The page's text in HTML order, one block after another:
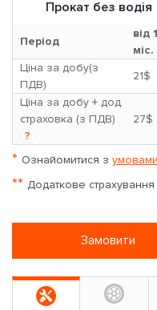
Прокат без водія
Період
від 1
міс.
Ціна за добу(з
ПДВ)
21$
Ціна за добу + дод.
страховка (з ПДВ)
?
27$
* Ознайомитися з
** Додаткове страхування
Замовити